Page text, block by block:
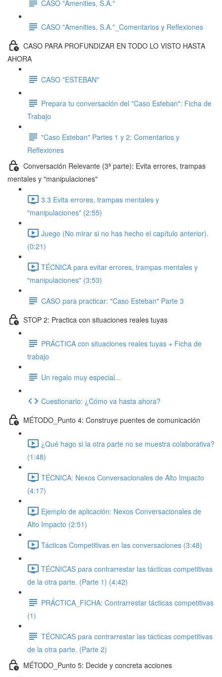
CASO "Amenities, S.A."
CASO "Amenities, S.A."_Comentarios y Reflexiones
CASO PARA PROFUNDIZAR EN TODO LO VISTO HASTA
AHORA
CASO "ESTEBAN"
Prepara tu conversación del "Caso Esteban": Ficha de
Trabajo
"Caso Esteban" Partes 1 y 2: Comentarios y
Reflexiones
Conversación Relevante (3ª parte): Evita errores, trampas
mentales y "manipulaciones"
3.3 Evita errores, trampas mentales y
"manipulaciones" (2:55)
Juego (No mirar si no has hecho el capítulo anterior).
(0:21)
TÉCNICA para evitar errores, trampas mentales y
"manipulaciones" (3:53)
CASO para practicar: "Caso Esteban" Parte 3
STOP 2: Practica con situaciones reales tuyas
PRÁCTICA con situaciones reales tuyas + Ficha de
trabajo
Un regalo muy especial...
Cuestionario: ¿Cómo va hasta ahora?
MÉTODO_Punto 4: Construye puentes de comunicación
¿Qué hago si la otra parte no se muestra colaborativa?
(1:48)
TÉCNICA: Nexos Conversacionales de Alto Impacto
(4:17)
Ejemplo de aplicación: Nexos Conversacionales de
Alto Impacto (2:51)
Tácticas Competitivas en las conversaciones (3:48)
TÉCNICAS para contrarrestar las tácticas competitivas
de la otra parte. (Parte 1) (4:42)
PRÁCTICA_FICHA: Contrarrestar tácticas competitivas
(1)
TÉCNICAS para contrarrestar las tácticas competitivas
de la otra parte. (Parte 2)
MÉTODO_Punto 5: Decide y concreta acciones